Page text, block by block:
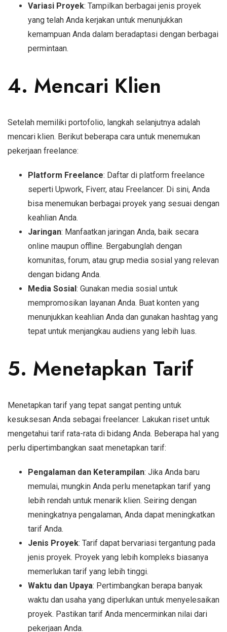
Variasi Proyek: Tampilkan berbagai jenis proyek
yang telah Anda kerjakan untuk menunjukkan
kemampuan Anda dalam beradaptasi dengan berbagai
permintaan.
4. Mencari Klien
Setelah memiliki portofolio, langkah selanjutnya adalah
mencari klien. Berikut beberapa cara untuk menemukan
pekerjaan freelance:
Platform Freelance: Daftar di platform freelance
seperti Upwork, Fiverr, atau Freelancer. Di sini, Anda
bisa menemukan berbagai proyek yang sesuai dengan
keahlian Anda.
Jaringan: Manfaatkan jaringan Anda, baik secara
online maupun offline. Bergabunglah dengan
komunitas, forum, atau grup media sosial yang relevan
dengan bidang Anda.
Media Sosial: Gunakan media sosial untuk
mempromosikan layanan Anda. Buat konten yang
menunjukkan keahlian Anda dan gunakan hashtag yang
tepat untuk menjangkau audiens yang lebih luas.
5. Menetapkan Tarif
Menetapkan tarif yang tepat sangat penting untuk
kesuksesan Anda sebagai freelancer. Lakukan riset untuk
mengetahui tarif rata-rata di bidang Anda. Beberapa hal yang
perlu dipertimbangkan saat menetapkan tarif:
Pengalaman dan Keterampilan: Jika Anda baru
memulai, mungkin Anda perlu menetapkan tarif yang
lebih rendah untuk menarik klien. Seiring dengan
meningkatnya pengalaman, Anda dapat meningkatkan
tarif Anda.
Jenis Proyek: Tarif dapat bervariasi tergantung pada
jenis proyek. Proyek yang lebih kompleks biasanya
memerlukan tarif yang lebih tinggi.
Waktu dan Upaya: Pertimbangkan berapa banyak
waktu dan usaha yang diperlukan untuk menyelesaikan
proyek. Pastikan tarif Anda mencerminkan nilai dari
pekerjaan Anda.